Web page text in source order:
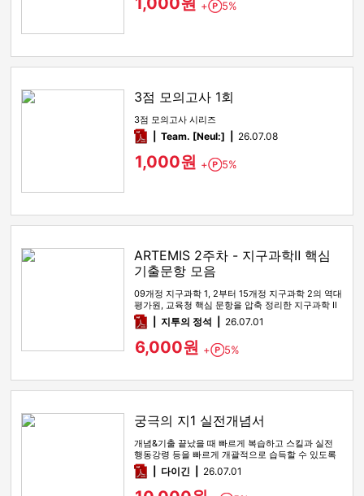
+ Point
5%
3점 모의고사 1회
3점 모의고사 시리즈
pdfTeam. [Neul:] 26.07.08
1,000원 + Point
5%
ARTEMIS 2주차 - 지구과학Ⅱ 핵심
기출문항 모음
09개정 지구과학 1, 2부터 15개정 지구과학 2의 역대
평가원, 교육청 핵심 문항을 압축 정리한 지구과학 Ⅱ
기출 선별 …
pdf지투의 정석 26.07.01
6,000원 + Point
5%
궁극의 지1 실전개념서
개념&기출 끝났을 때 빠르게 복습하고 스킬과 실전
행동강령 등을 빠르게 개괄적으로 습득할 수 있도록
해주는 실전개념서
pdf다이긴 26.07.01